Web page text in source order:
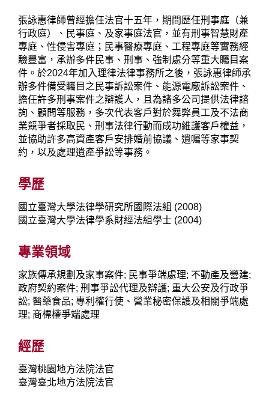
張詠惠律師曾經擔任法官十五年，期間歷任刑事庭（兼
行政庭）、民事庭、及家事庭法官，並有刑事智慧財產
專庭、性侵害專庭；民事醫療專庭、工程專庭等實務經
驗豐富，承辦多件民事、刑事、強制處分等重大矚目案
件。於2024年加入理律法律事務所之後，張詠惠律師承
辦多件備受矚目之民事訴訟案件、能源電廠訴訟案件、
擔任許多刑事案件之辯護人，且為諸多公司提供法律諮
詢、顧問等服務，多次代表客戶對於舞弊員工及不法商
業競爭者採取民、刑事法律行動而成功維護客戶權益，
並協助許多高資產客戶安排婚前協議、遺囑等家事契
約，以及處理遺產爭訟等事務。
學歷
國立臺灣大學法律學研究所國際法組 (2008)
國立臺灣大學法律學系財經法組學士 (2004)
專業領域
家族傳承規劃及家事案件; 民事爭端處理; 不動產及營建;
政府契約案件; 刑事爭訟代理及辯護; 重大公安及行政爭
訟; 醫藥食品; 專利權行使、營業秘密保護及相關爭端處
理; 商標權爭端處理
經歷
臺灣桃園地方法院法官
臺灣臺北地方法院法官